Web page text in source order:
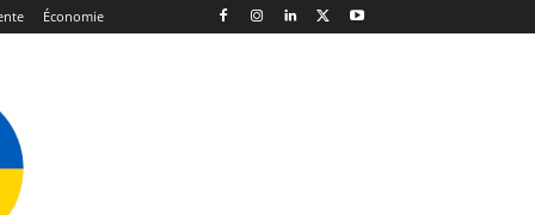
Économie